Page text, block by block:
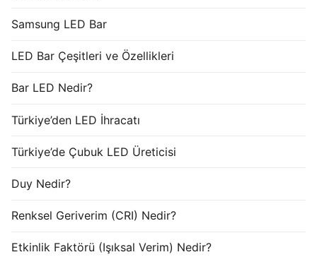
Samsung LED Bar
LED Bar Çeşitleri ve Özellikleri
Bar LED Nedir?
Türkiye’den LED İhracatı
Türkiye’de Çubuk LED Üreticisi
Duy Nedir?
Renksel Geriverim (CRI) Nedir?
Etkinlik Faktörü (Işıksal Verim) Nedir?